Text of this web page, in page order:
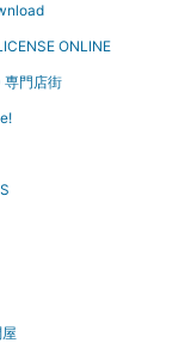
ONLINE
専門店街